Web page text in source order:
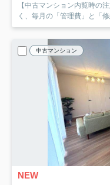
【中古マンション内覧時の
く、毎月の「管理費」と「
中古マンション
NEW